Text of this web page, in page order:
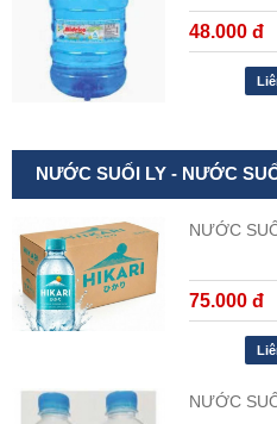
48.000 đ
NƯỚC SUỐI LY - NƯỚC
NƯỚC
75.000 đ
NƯỚC